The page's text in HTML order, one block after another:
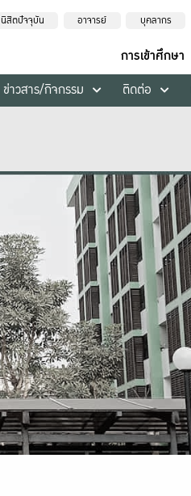
นิสิตปัจจุบัน อาจารย์ บุคลากร
การเข้าศึกษา
ข่าวสาร/กิจกรรม ติดต่อ